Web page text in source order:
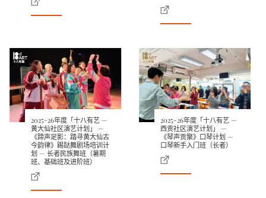
2025-26年度「十八有艺 —
黄大仙社区演艺计划」 —
《蹄声足影：踏寻黄大仙古
今韵律》踢跶舞剧场培训计
划 — 长者民族舞班（暑期
班、基础班及进阶班）
2025-26年度「十八有艺 —
西贡社区演艺计划」 —
《琴声贡聚》口琴计划 —
口琴新手入门班（长者）